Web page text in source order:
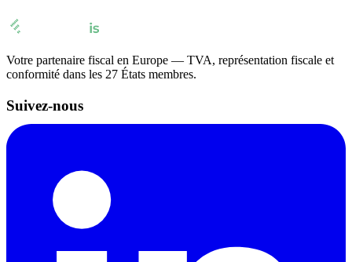
Votre partenaire fiscal en Europe — TVA, représentation fiscale et
conformité dans les 27 États membres.
Suivez-nous